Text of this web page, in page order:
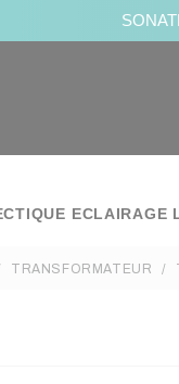
ECLAIRAGE
TRANSFORMATEUR